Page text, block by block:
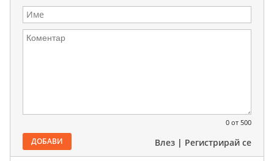
0 от 500
ДОБАВИ Влез | Регистрирай се